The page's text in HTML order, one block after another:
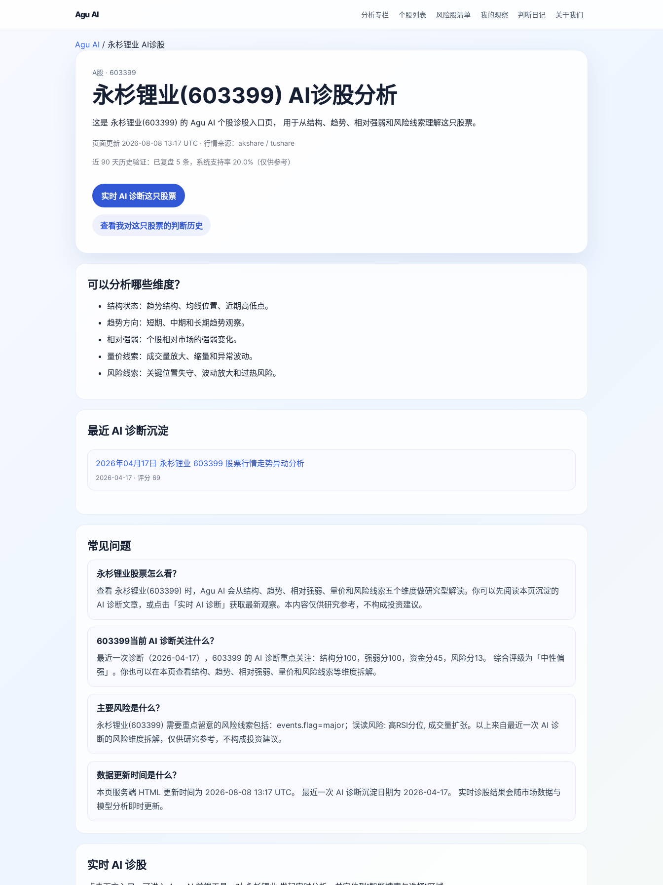
Agu AI 分析专栏 个股列表 风险股清单 我的观察 判断日记 关于我们
Agu AI / 永杉锂业 AI诊股
A股 · 603399
永杉锂业(603399) AI诊股分析
这是 永杉锂业(603399) 的 Agu AI 个股诊股入口页， 用于从结构、趋势、相对强弱和风险线索理解这只股票。
页面更新 2026-08-08 13:17 UTC · 行情来源：akshare / tushare
近 90 天历史验证：已复盘 5 条，系统支持率 20.0%（仅供参考）
实时 AI 诊断这只股票
查看我对这只股票的判断历史
可以分析哪些维度？
结构状态：趋势结构、均线位置、近期高低点。
趋势方向：短期、中期和长期趋势观察。
相对强弱：个股相对市场的强弱变化。
量价线索：成交量放大、缩量和异常波动。
风险线索：关键位置失守、波动放大和过热风险。
最近 AI 诊断沉淀
2026年04月17日 永杉锂业 603399 股票行情走势异动分析
2026-04-17 · 评分 69
常见问题
永杉锂业股票怎么看？
查看 永杉锂业(603399) 时，Agu AI 会从结构、趋势、相对强弱、量价和风险线索五个维度做研究型解读。你可以先阅读本页沉淀的
AI 诊断文章，或点击「实时 AI 诊断」获取最新观察。本内容仅供研究参考，不构成投资建议。
603399当前 AI 诊断关注什么？
最近一次诊断（2026-04-17），603399 的 AI 诊断重点关注：结构分100，强弱分100，资金分45，风险分13。 综合评级为「中性偏
强」。你也可以在本页查看结构、趋势、相对强弱、量价和风险线索等维度拆解。
主要风险是什么？
永杉锂业(603399) 需要重点留意的风险线索包括：events.flag=major；误读风险: 高RSI分位, 成交量扩张。以上来自最近一次 AI 诊
断的风险维度拆解，仅供研究参考，不构成投资建议。
数据更新时间是什么？
本页服务端 HTML 更新时间为 2026-08-08 13:17 UTC。 最近一次 AI 诊断沉淀日期为 2026-04-17。 实时诊股结果会随市场数据与
模型分析即时更新。
实时 AI 诊股